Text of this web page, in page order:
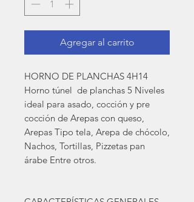
Agregar al carrito
HORNO DE PLANCHAS 4H14
Horno túnel de planchas 5 Niveles
ideal para asado, cocción y pre
cocción de Arepas con queso,
Arepas Tipo tela, Arepa de chócolo,
Nachos, Tortillas, Pizzetas pan
árabe Entre otros.